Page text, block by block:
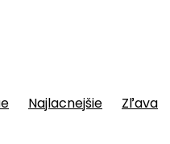
Najlacnejšie
Zľava